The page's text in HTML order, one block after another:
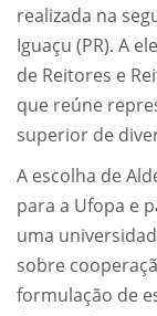
realizada na
Iguaçu (PR). A
de Reitores e
que reúne
superior de
A escolha de
para a Ufopa e
uma
sobre
formulação de